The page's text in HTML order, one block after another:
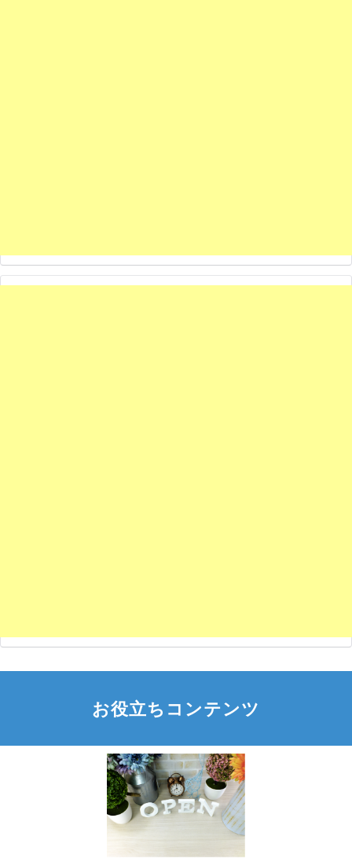
お役立ちコンテンツ